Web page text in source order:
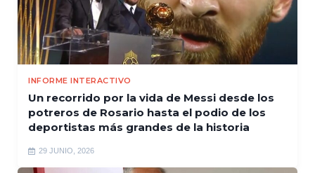
INFORME INTERACTIVO
Un recorrido por la vida de Messi desde los
potreros de Rosario hasta el podio de los
deportistas más grandes de la historia
29 JUNIO, 2026